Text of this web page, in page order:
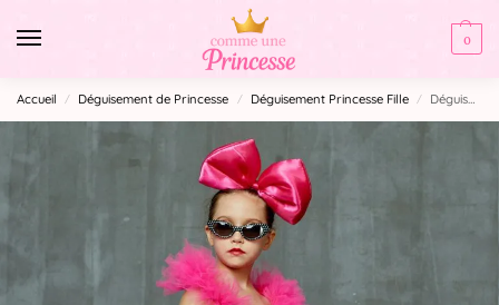
0
Accueil / Déguisement de Princesse / Déguisement Princesse Fille / Déguisement Halloween fille- Punk Rock